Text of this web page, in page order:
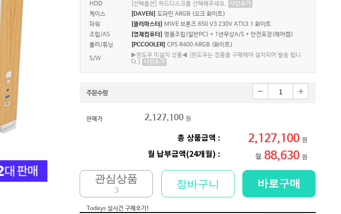
HDD
[선택옵션] 하드디스크를 선택해주세요. 사양추가
케이스
[DAVEN]
도파민 ARGB (오크 화이트)
파워
[쿨러마스터]
MWE 브론즈 650 V3 230V ATX3.1 화이트
조립/AS
[영재컴퓨터]
명품조립(일반PC) + 1년무상A/S + 안전포장(에어캡)
쿨러/튜닝
[PCCOOLER] CPS R400 ARGB (화이트)
S/W
▶윈도우 미설치 상품◀ [윈도우는 정품을 구매해야 설치되어 발송 됩니
다.]
사양추가
판매가 2,127,100 원
총 상품금액 : 2,127,100 원
월 납부금액(24개월) : 월 88,630 원
관심상품
3 장바구니 바로구매
Todays 실시간 구매후기!
저희 회사에 필요한 제품 구매시마다 잘 사용하고 있습니다. 사양 대비 가격도 좋고 서비스도 훌륭하세요. 고장없이 잘 쓰고 있어서 다음 번 pc도 또 살 예정이에요. 앞으로도 잘 부탁드려요